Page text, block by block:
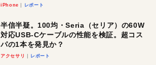
iPhone レポート
半信半疑。100均・Seria（セリア）の60W
対応USB-Cケーブルの性能を検証。超コス
パの1本を発見か？
アクセサリ レポート